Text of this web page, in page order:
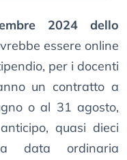
2024 dello
essere online
per i docenti
un contratto a
o al 31 agosto,
quasi dieci
data ordinaria